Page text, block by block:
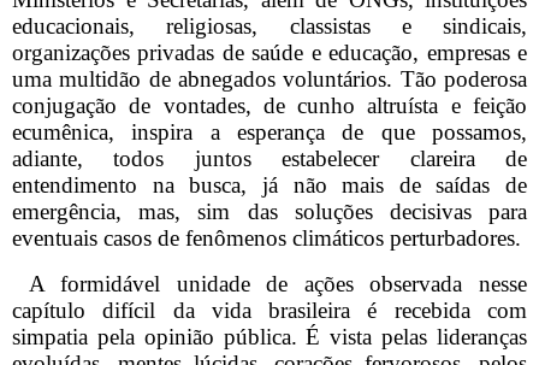
educacionais, religiosas, classistas e sindicais,
organizações privadas de saúde e educação, empresas e
uma multidão de abnegados voluntários. Tão poderosa
conjugação de vontades, de cunho altruísta e feição
ecumênica, inspira a esperança de que possamos,
adiante, todos juntos estabelecer clareira de
entendimento na busca, já não mais de saídas de
emergência, mas, sim das soluções decisivas para
eventuais casos de fenômenos climáticos perturbadores.
A formidável unidade de ações observada nesse
capítulo difícil da vida brasileira é recebida com
simpatia pela opinião pública. É vista pelas lideranças